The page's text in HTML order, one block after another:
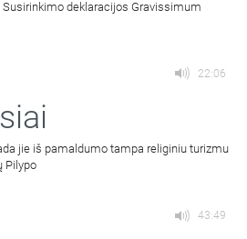
Susirinkimo deklaracijos Gravissimum
22:06
jie iš pamaldumo tampa religiniu turizmu
Pilypo
43:49